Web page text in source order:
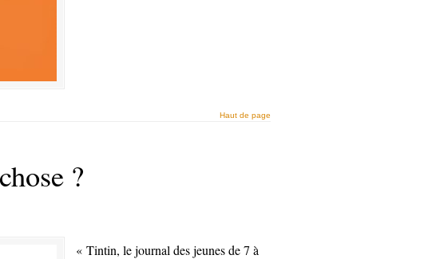
Haut de page
?
« Tintin, le journal des jeunes de 7 à